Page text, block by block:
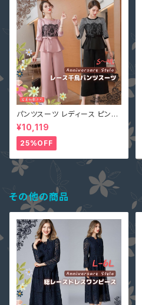
パンツスーツ レディース ピンク
2L (L寄り) 3L 即納 S M L 4L
黒 XZ-X99616 レース 七分袖
ガウチョパンツ ペプラム リボン
¥10,119
25%OFF
その他の商品